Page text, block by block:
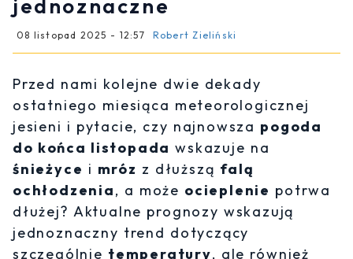
jednoznaczne
08 listopad 2025 - 12:57 Robert Zieliński
Przed nami kolejne dwie dekady
ostatniego miesiąca meteorologicznej
jesieni i pytacie, czy najnowsza pogoda
do końca listopada wskazuje na
śnieżyce i mróz z dłuższą falą
ochłodzenia, a może ocieplenie potrwa
dłużej? Aktualne prognozy wskazują
jednoznaczny trend dotyczący
szczególnie temperatury, ale również